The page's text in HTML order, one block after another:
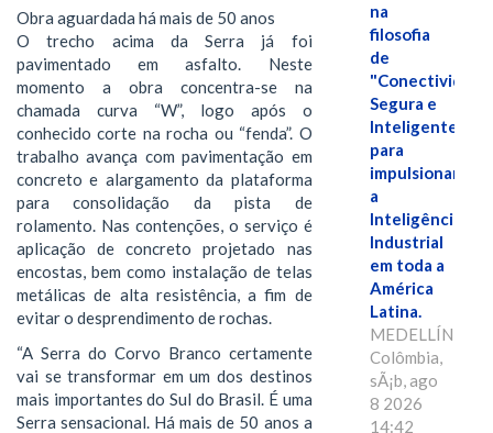
Obra aguardada há mais de 50 anos
O trecho acima da Serra já foi
pavimentado em asfalto. Neste
momento a obra concentra-se na
chamada curva “W”, logo após o
conhecido corte na rocha ou “fenda”. O
trabalho avança com pavimentação em
concreto e alargamento da plataforma
para consolidação da pista de
rolamento. Nas contenções, o serviço é
aplicação de concreto projetado nas
encostas, bem como instalação de telas
metálicas de alta resistência, a fim de
evitar o desprendimento de rochas.
“A Serra do Corvo Branco certamente
vai se transformar em um dos destinos
mais importantes do Sul do Brasil. É uma
Serra sensacional. Há mais de 50 anos a
na
filosofia
de
"Conectividade
Segura e
Inteligente"
para
impulsionar
a
Inteligência
Industrial
em toda a
América
Latina.
MEDELLÍN,
Colômbia,
sÃ¡b, ago
8 2026
14:42